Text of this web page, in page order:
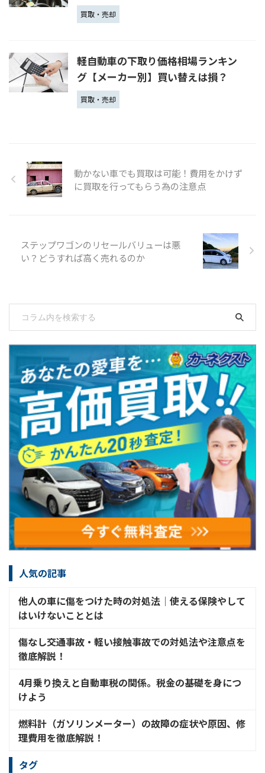
買取・売却
軽自動車の下取り価格相場ランキン
グ【メーカー別】買い替えは損？
買取・売却
動かない車でも買取は可能！費用をかけず
に買取を行ってもらう為の注意点
ステップワゴンのリセールバリューは悪
い？どうすれば高く売れるのか
人気の記事
他人の車に傷をつけた時の対処法│使える保険やして
はいけないこととは
傷なし交通事故・軽い接触事故での対処法や注意点を
徹底解説！
4月乗り換えと自動車税の関係。税金の基礎を身につ
けよう
燃料計（ガソリンメーター）の故障の症状や原因、修
理費用を徹底解説！
タグ